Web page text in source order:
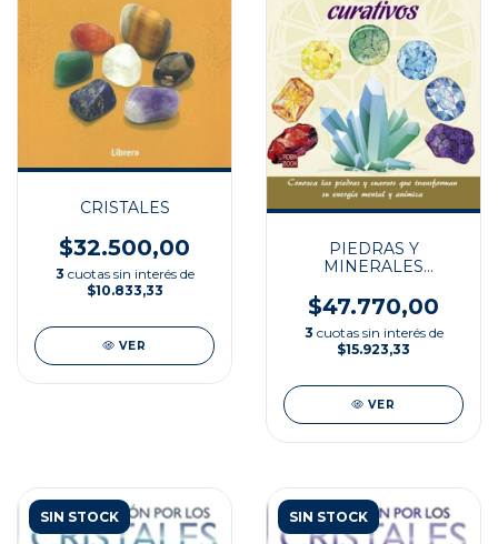
CRISTALES
$32.500,00
3 cuotas sin interés de
$10.833,33
VER
PIEDRAS Y
MINERALES
$47.770,00
3 cuotas sin interés de
$15.923,33
VER
SIN STOCK SIN STOCK